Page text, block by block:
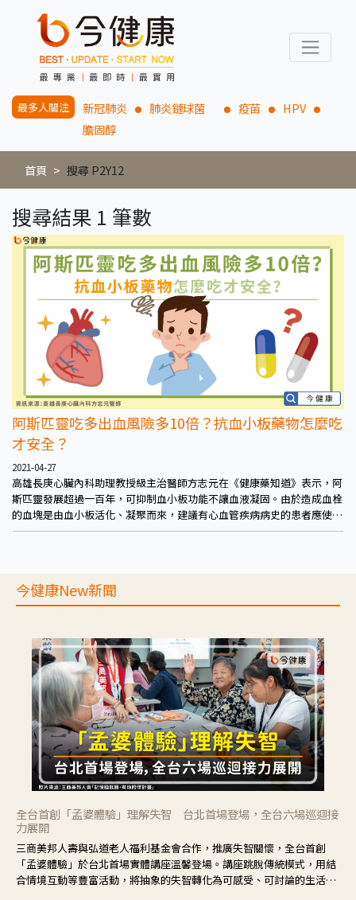
最多人關注 新冠肺炎 肺炎鏈球菌 疫苗
HPV
膽固醇
首頁 搜尋 P2Y12
搜尋結果 1 筆數
阿斯匹靈吃多出血風險多10倍？抗血小板藥物怎麼吃
才安全？
2021-04-27
高雄長庚心臟內科助理教授級主治醫師方志元在《健康藥知道》表示，阿
斯匹靈發展超過一百年，可抑制血小板功能不讓血液凝固。由於造成血栓
的血塊是由血小板活化、凝聚而來，建議有心血管疾病病史的患者應使用
抗血小板藥物以預防再次發生。
今健康New新聞
全台首創「孟婆體驗」理解失智 台北首場登場，全台六場巡迴接
力展開
三商美邦人壽與弘道老人福利基金會合作，推廣失智關懷，全台首創
「孟婆體驗」於台北首場實體講座溫馨登場。講座跳脫傳統模式，用結
合情境互動等豐富活動，將抽象的失智轉化為可感受、可討論的生活情